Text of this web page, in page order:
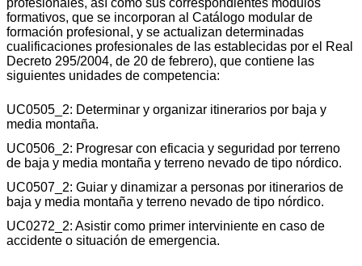
profesionales, así como sus correspondientes módulos
formativos, que se incorporan al Catálogo modular de
formación profesional, y se actualizan determinadas
cualificaciones profesionales de las establecidas por el Real
Decreto 295/2004, de 20 de febrero), que contiene las
siguientes unidades de competencia:
UC0505_2: Determinar y organizar itinerarios por baja y
media montaña.
UC0506_2: Progresar con eficacia y seguridad por terreno
de baja y media montaña y terreno nevado de tipo nórdico.
UC0507_2: Guiar y dinamizar a personas por itinerarios de
baja y media montaña y terreno nevado de tipo nórdico.
UC0272_2: Asistir como primer interviniente en caso de
accidente o situación de emergencia.